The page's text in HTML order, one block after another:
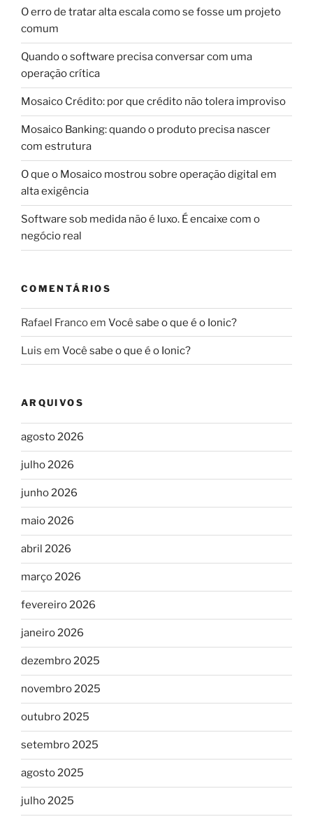
O erro de tratar alta escala como se fosse um projeto
comum
Quando o software precisa conversar com uma
operação crítica
Mosaico Crédito: por que crédito não tolera improviso
Mosaico Banking: quando o produto precisa nascer
com estrutura
O que o Mosaico mostrou sobre operação digital em
alta exigência
Software sob medida não é luxo. É encaixe com o
negócio real
COMENTÁRIOS
Rafael Francoem Você sabe o que é o Ionic?
Luis em Você sabe o que é o Ionic?
ARQUIVOS
agosto 2026
julho 2026
junho 2026
maio 2026
abril 2026
março 2026
fevereiro 2026
janeiro 2026
dezembro 2025
novembro 2025
outubro 2025
setembro 2025
agosto 2025
julho 2025